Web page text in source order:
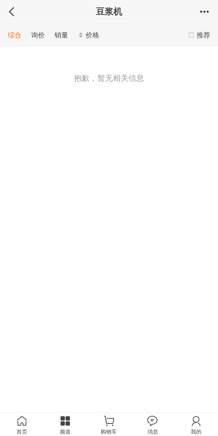
豆浆机
推荐
综合 询价 销量 价格
抱歉，暂无相关信息
首页 频道 购物车 消息 我的